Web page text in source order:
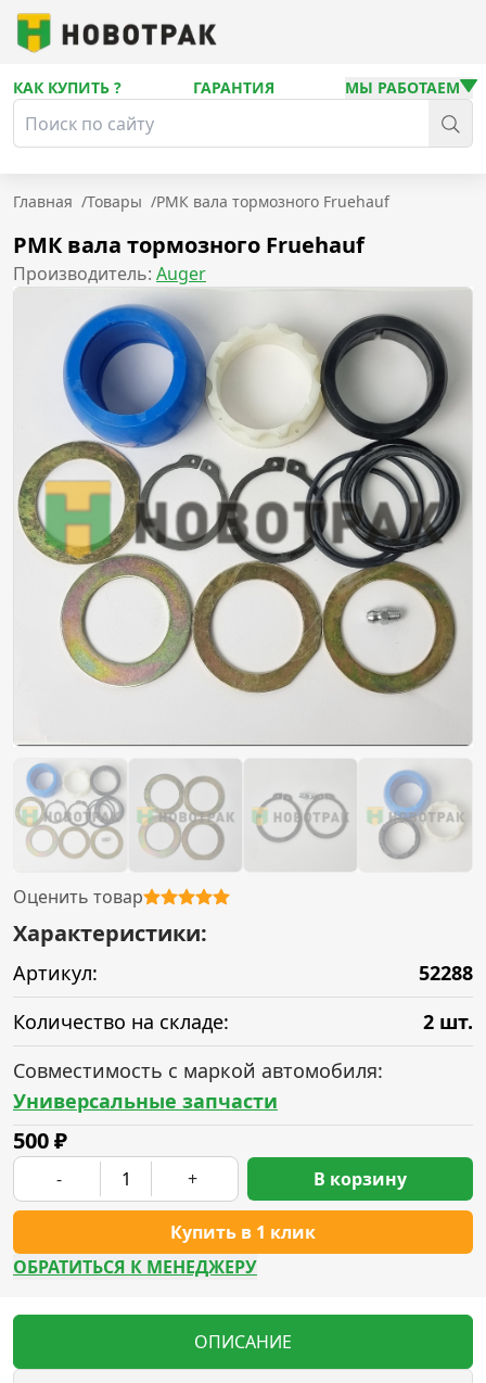
КАК КУПИТЬ ? ГАРАНТИЯ МЫ РАБОТАЕМ
Главная /Товары /РМК вала тормозного Fruehauf
РМК вала тормозного Fruehauf
Производитель: Auger
Оценить товар
Характеристики:
Артикул:
52288
Количество на складе:
2 шт.
Совместимость с маркой автомобиля:
Универсальные запчасти
500₽
- +
Купить в 1 клик
В корзину
ОБРАТИТЬСЯ К МЕНЕДЖЕРУ
ОПИСАНИЕ